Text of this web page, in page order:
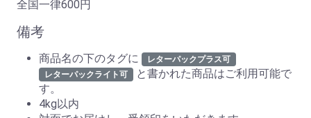
全国一律600円
備考
商品名の下のタグに
レターパックプラス可
レターパックライト可 と書かれた商品はご利用可能で
す。
4kg以内